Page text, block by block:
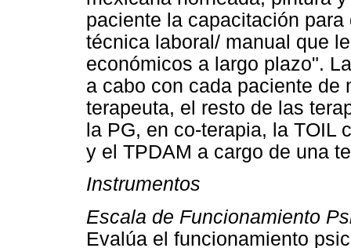
paciente la capacitación
técnica laboral/ manual que
económicos a largo plazo".
a cabo con cada paciente de
terapeuta, el resto de las
la PG, en co-terapia, la TOIL
y el TPDAM a cargo de una
Instrumentos
Escala de Funcionamiento
Evalúa el funcionamiento